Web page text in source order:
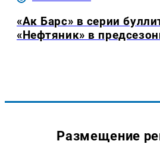
«Ак Барс» в серии
«Нефтяник» в
Размещение